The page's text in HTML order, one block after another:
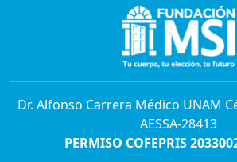
Dr. Alfonso Carrera Médico UNAM
AESSA-28413
PERMISO COFEPRIS